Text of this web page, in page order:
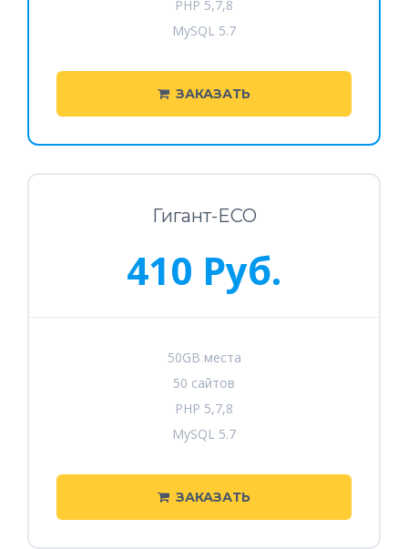
PHP 5,7,8
MySQL 5.7
ЗАКАЗАТЬ
Гигант-ECO
410 Руб.
50GB места
50 сайтов
PHP 5,7,8
MySQL 5.7
ЗАКАЗАТЬ